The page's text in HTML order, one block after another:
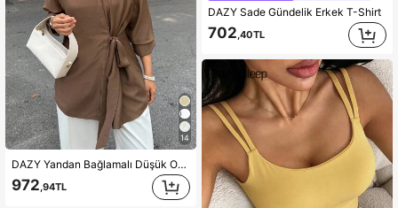
14
DAZY Yandan Bağlamalı Düşük Omuzlu Gömlek, Uzun Kollu Bluzlar, Sonbahar Kıyafetleri, Sade Moda
972 ,94TL
DAZY Sade Gündelik Erkek T-Shirt
702 ,40TL